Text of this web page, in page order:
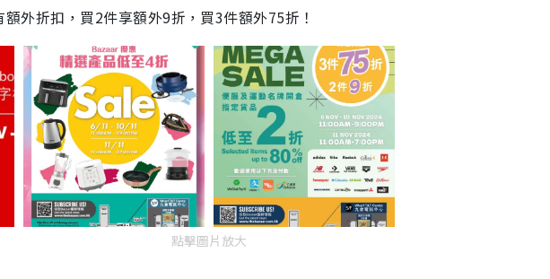
外折扣，買2件享額外9折，買3件額外75折！
點擊圖片放大